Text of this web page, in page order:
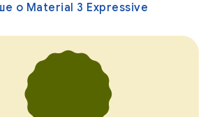
о Material 3 Expressive